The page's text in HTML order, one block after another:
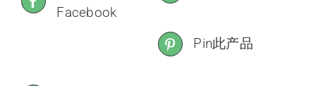
Facebook
Pin此产品